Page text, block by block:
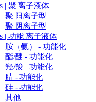
| 聚 离子液体
聚 阳离子型
聚 阴离子型
| 功能 离子液体
胺（氨） - 功能化
酯/醚 - 功能化
羟/羧 - 功能化
腈 - 功能化
硅 - 功能化
其他